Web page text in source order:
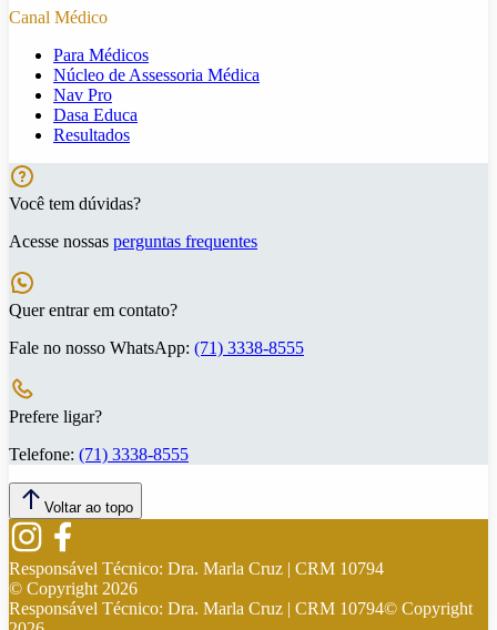
Canal Médico
Para Médicos
Núcleo de Assessoria Médica
Nav Pro
Dasa Educa
Resultados
Você tem dúvidas?
Acesse nossas perguntas frequentes
Quer entrar em contato?
Fale no nosso WhatsApp: (71) 3338-8555
Prefere ligar?
Telefone: (71) 3338-8555
Voltar ao topo
Responsável Técnico: Dra. Marla Cruz | CRM 10794
© Copyright 2026
Responsável Técnico: Dra. Marla Cruz | CRM 10794© Copyright